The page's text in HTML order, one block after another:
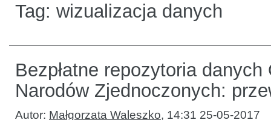
Tag: wizualizacja danych
Bezpłatne repozytoria danych
Narodów Zjednoczonych:
Autor: Małgorzata Waleszko, 14:31 25-05-2017